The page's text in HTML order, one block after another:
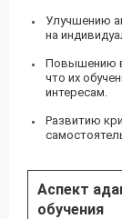
Улучшению
на
Повышению
что их
интересам.
Развитию
Аспект
обучения